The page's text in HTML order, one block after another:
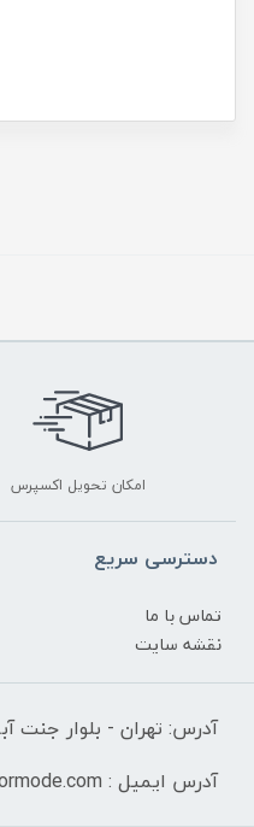
امکان تحویل اکسپرس
دسترسی سریع
تماس با ما
نقشه سایت
آدرس: تهران - بلوار جنت
آدرس ایمیل : info@senatormode.com